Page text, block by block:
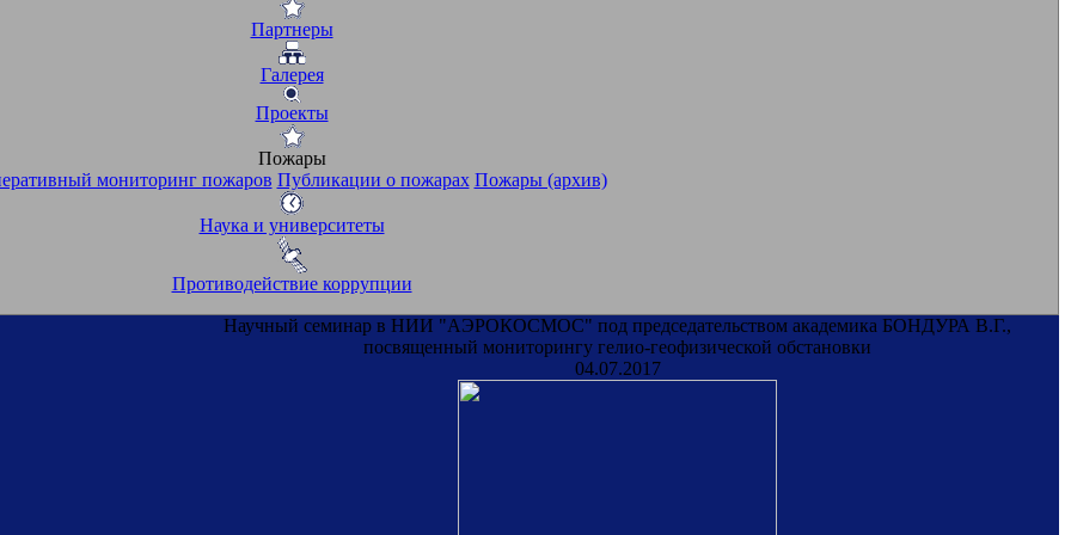
Партнеры
Галерея
Проекты
Пожары
мониторинг пожаров Публикации о пожарах Пожары (архив)
Наука и университеты
Противодействие коррупции
Научный семинар в НИИ "АЭРОКОСМОС" под председательством академика БОНДУРА В.Г.,
посвященный мониторингу гелио-геофизической обстановки
04.07.2017